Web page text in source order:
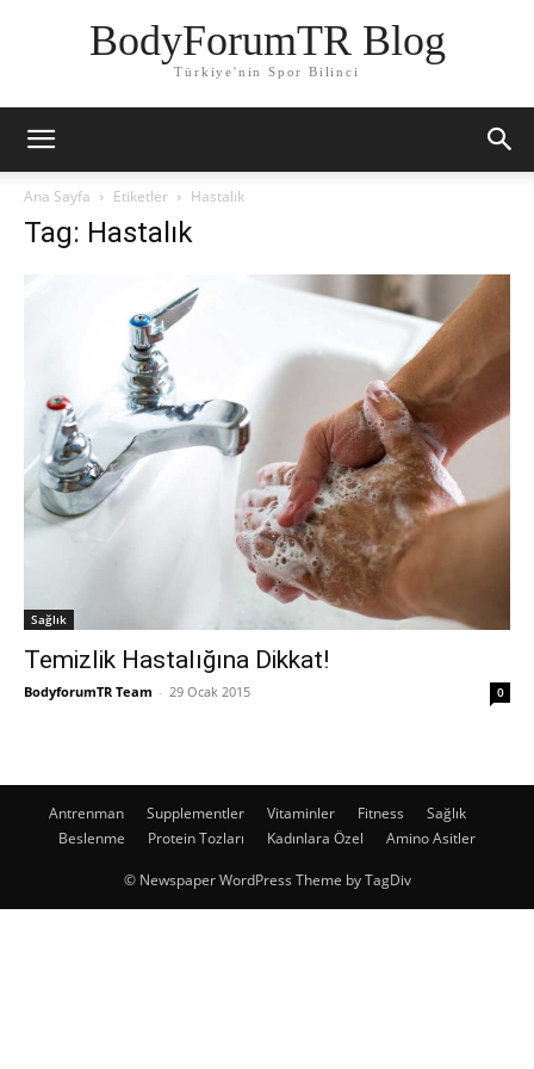
BodyForumTR Blog
Türkiye'nin Spor Bilinci
Ana Sayfa Etiketler Hastalık
Tag: Hastalık
Sağlık
Temizlik Hastalığına Dikkat!
BodyforumTR Team - 29 Ocak 2015 0
Antrenman Supplementler Vitaminler Fitness
Sağlık
Beslenme
Protein Tozları Kadınlara Özel Amino Asitler
© Newspaper WordPress Theme by TagDiv